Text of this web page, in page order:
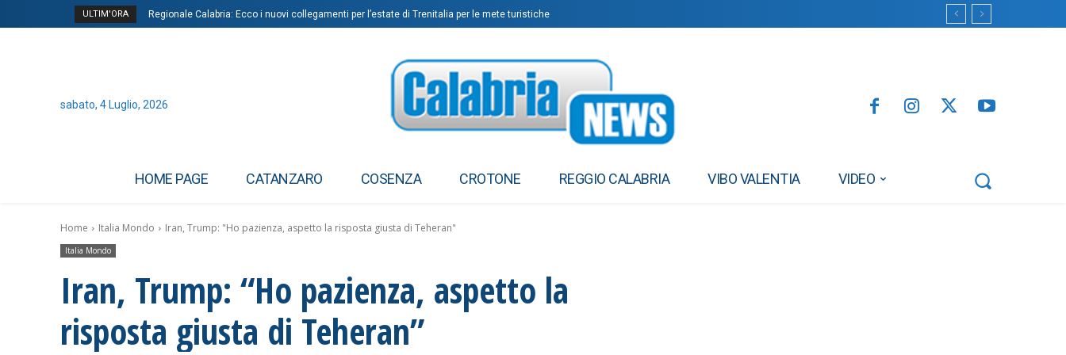
ULTIM'ORA Regionale Calabria: Ecco i nuovi collegamenti per l’estate di Trenitalia per le mete turistiche
sabato, 4 Luglio, 2026
HOME PAGE CATANZARO COSENZA CROTONE REGGIO CALABRIA VIBO VALENTIA VIDEO
Home Italia Mondo Iran, Trump: "Ho pazienza, aspetto la risposta giusta di Teheran"
Italia Mondo
Iran, Trump: “Ho pazienza, aspetto la
risposta giusta di Teheran”